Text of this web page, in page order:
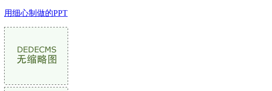
用细心制做的PPT